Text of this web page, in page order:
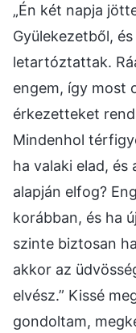
„Én két napja
Gyülekezetből,
letartóztattak.
engem, így most
érkezetteket
Mindenhol
ha valaki elad, és
alapján elfog?
korábban, és ha
szinte biztosan
akkor az
elvész.” Kissé
gondoltam,